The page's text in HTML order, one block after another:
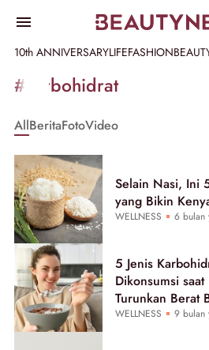
10th ANNIVERSARYLIFEFASHION
Informasi
[GET_DATA_TITLE]
Beautynesia
#karbohidrat
AllBeritaFotoVideo
Selain Nasi, Ini
yang Bikin
WELLNESS 6 bulan
5 Jenis
Dikonsumsi
Turunkan Berat
WELLNESS 9 bulan